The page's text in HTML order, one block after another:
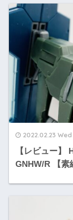
2022.02.23 Wed
【レビュー】
GNHW/R 【素